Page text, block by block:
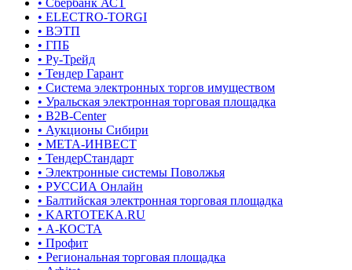
• Сбербанк АСТ
• ELECTRO-TORGI
• ВЭТП
• ГПБ
• Ру-Трейд
• Тендер Гарант
• Система электронных торгов имуществом
• Уральская электронная торговая площадка
• B2B-Center
• Аукционы Сибири
• МЕТА-ИНВЕСТ
• ТендерСтандарт
• Электронные системы Поволжья
• РУССИА Онлайн
• Балтийская электронная торговая площадка
• KARTOTEKA.RU
• А-КОСТА
• Профит
• Региональная торговая площадка